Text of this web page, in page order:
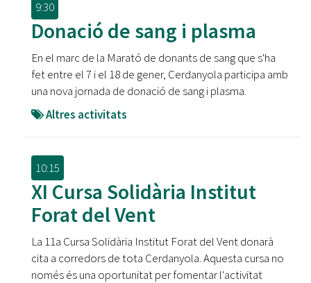
9:30
Donació de sang i plasma
En el marc de la Marató de donants de sang que s'ha
fet entre el 7 i el 18 de gener, Cerdanyola participa amb
una nova jornada de donació de sang i plasma.
Altres activitats
10:15
XI Cursa Solidària Institut
Forat del Vent
La 11a Cursa Solidària Institut Forat del Vent donarà
cita a corredors de tota Cerdanyola. Aquesta cursa no
només és una oportunitat per fomentar l'activitat